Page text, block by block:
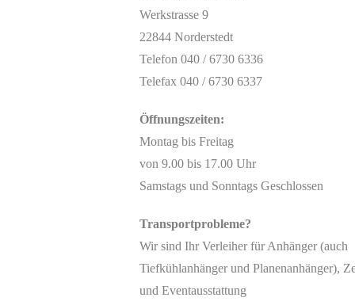
Werkstrasse 9
22844 Norderstedt
Telefon 040 / 6730 6336
Telefax 040 / 6730 6337
Öffnungszeiten:
Montag bis Freitag
von 9.00 bis 17.00 Uhr
Samstags und Sonntags Geschlossen
Transportprobleme?
Wir sind Ihr Verleiher für Anhänger (auch
Tiefkühlanhänger und Planenanhänger),
und Eventausstattung